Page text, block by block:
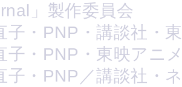
」製作委員会
子・PNP・講談社・
子・PNP・東映アニ
子・PNP／講談社・